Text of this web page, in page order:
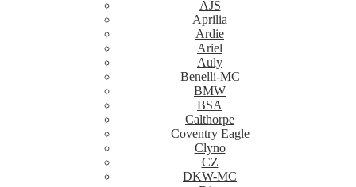
AJS
Aprilia
Ardie
Ariel
Auly
Benelli-MC
BMW
BSA
Calthorpe
Coventry Eagle
Clyno
CZ
DKW-MC